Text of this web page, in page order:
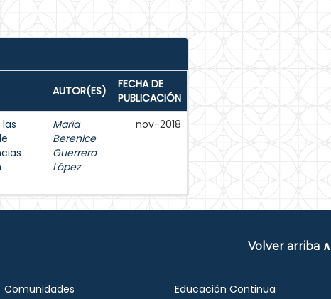
AUTOR(ES)
FECHA DE
PUBLICACIÓN
María
Berenice
Guerrero
López
nov-2018
Volver arriba ∧
Comunidades
Educación Continua